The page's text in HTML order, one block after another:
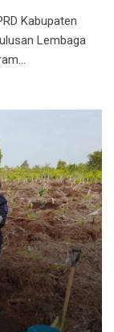
Kabupaten
Lembaga